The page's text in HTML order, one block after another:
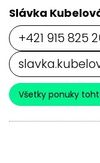
Slávka
+421 915 825
Všetky ponuky